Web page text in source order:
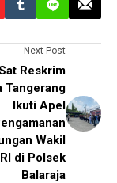
Next Post
Reskrim
Tangerang
Ikuti Apel
Wakil
di Polsek
Balaraja